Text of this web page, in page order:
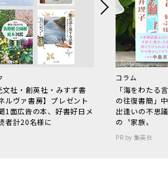
文社・創英社・みすず書
ルヴァ書房】プレゼント
1面広告の本、好書好日メ
者計20名様に
コラム
「海をわた
の往復書簡」
出逢いの不思
の〝家族〟
PR by 集英社